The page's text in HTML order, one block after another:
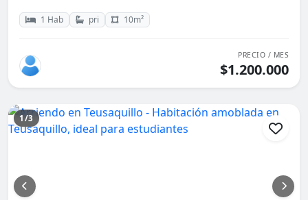
1 Hab pri 10m²
PRECIO / MES
$1.200.000
1/3